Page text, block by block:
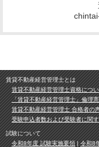
賃貸不動産経営管理士とは
賃貸不動産経営管理士資格につ
「賃貸不動産経営管理士」倫理
賃貸不動産経営管理士 合格者の
受験申込者数および受験者に関
試験について
令和8年度 試験実施要領
令和8